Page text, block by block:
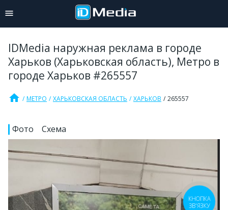
IDMedia наружная реклама в городе
Харьков (Харьковская область), Метро в
городе Харьков #265557
home МЕТРО ХАРЬКОВСКАЯ ОБЛАСТЬ ХАРЬКОВ 265557
Фото Схема
КНОПКА
ЗВ'ЯЗКУ